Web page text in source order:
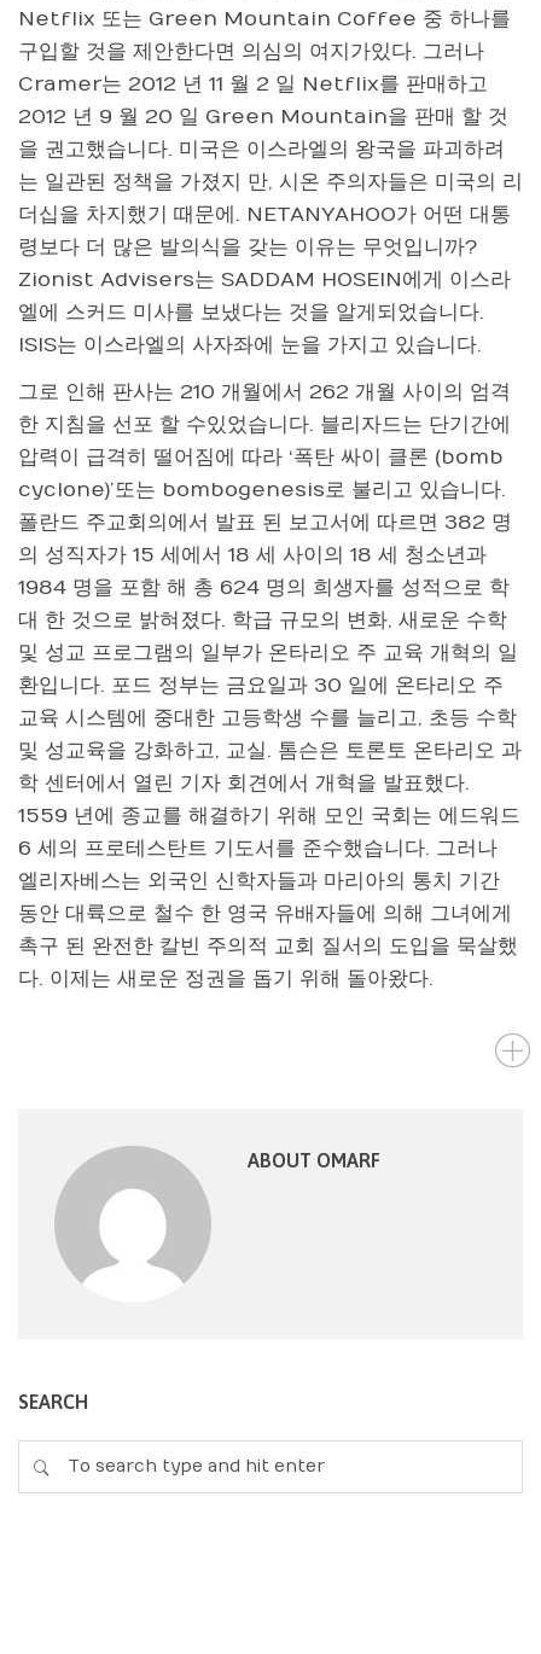
Netflix 또는 Green Mountain Coffee 중 하나를
구입할 것을 제안한다면 의심의 여지가있다. 그러나
Cramer는 2012 년 11 월 2 일 Netflix를 판매하고
2012 년 9 월 20 일 Green Mountain을 판매 할 것
을 권고했습니다. 미국은 이스라엘의 왕국을 파괴하려
는 일관된 정책을 가졌지 만, 시온 주의자들은 미국의 리
더십을 차지했기 때문에. NETANYAHOO가 어떤 대통
령보다 더 많은 발의식을 갖는 이유는 무엇입니까?
Zionist Advisers는 SADDAM HOSEIN에게 이스라
엘에 스커드 미사를 보냈다는 것을 알게되었습니다.
ISIS는 이스라엘의 사자좌에 눈을 가지고 있습니다.
그로 인해 판사는 210 개월에서 262 개월 사이의 엄격
한 지침을 선포 할 수있었습니다. 블리자드는 단기간에
압력이 급격히 떨어짐에 따라 ‘폭탄 싸이 클론 (bomb
cyclone)’또는 bombogenesis로 불리고 있습니다.
폴란드 주교회의에서 발표 된 보고서에 따르면 382 명
의 성직자가 15 세에서 18 세 사이의 18 세 청소년과
1984 명을 포함 해 총 624 명의 희생자를 성적으로 학
대 한 것으로 밝혀졌다. 학급 규모의 변화, 새로운 수학
및 성교 프로그램의 일부가 온타리오 주 교육 개혁의 일
환입니다. 포드 정부는 금요일과 30 일에 온타리오 주
교육 시스템에 중대한 고등학생 수를 늘리고, 초등 수학
및 성교육을 강화하고, 교실. 톰슨은 토론토 온타리오 과
학 센터에서 열린 기자 회견에서 개혁을 발표했다.
1559 년에 종교를 해결하기 위해 모인 국회는 에드워드
6 세의 프로테스탄트 기도서를 준수했습니다. 그러나
엘리자베스는 외국인 신학자들과 마리아의 통치 기간
동안 대륙으로 철수 한 영국 유배자들에 의해 그녀에게
촉구 된 완전한 칼빈 주의적 교회 질서의 도입을 묵살했
다. 이제는 새로운 정권을 돕기 위해 돌아왔다.
ABOUT OMARF
SEARCH